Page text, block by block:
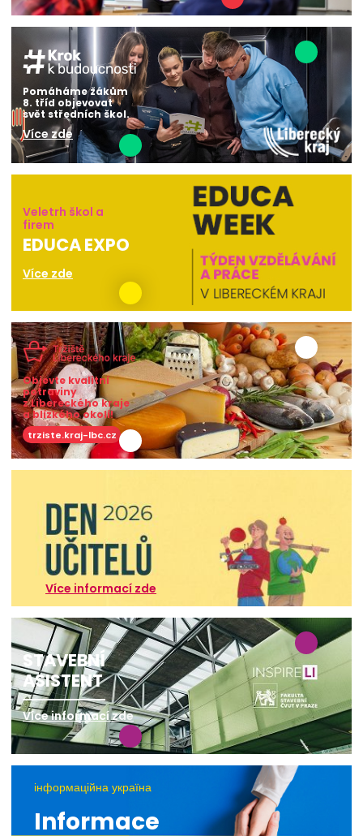
Pomáháme žákům
8. tříd objevovat
svět středních škol.
Více zde
Veletrh škol a
firem
EDUCA EXPO
Více zde
Objevte kvalitní
potraviny
z Libereckého kraje
a blízkého okolí!
trziste.kraj-lbc.cz
Více informací zde
STAVEBNÍ
ASISTENT
Více informací zde
інформаційна україна
Informace